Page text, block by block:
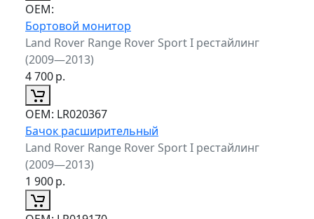
ОЕМ:
Бортовой монитор
Land Rover Range Rover Sport I рестайлинг
(2009—2013)
4 700р.
ОЕМ: LR020367
Бачок расширительный
Land Rover Range Rover Sport I рестайлинг
(2009—2013)
1 900р.